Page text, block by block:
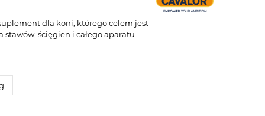
dla koni, którego celem jest
stawów, ścięgien i całego aparatu